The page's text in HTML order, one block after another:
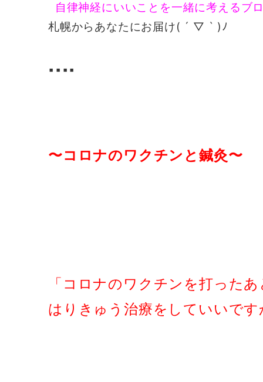
自律神経にいいことを一緒に考えるブ
札幌からあなたにお届け( ´ ▽ ` )ﾉ
▪️▪️▪️▪️
〜コロナのワクチンと鍼灸〜
「コロナのワクチンを打った
はりきゅう治療をしていいです